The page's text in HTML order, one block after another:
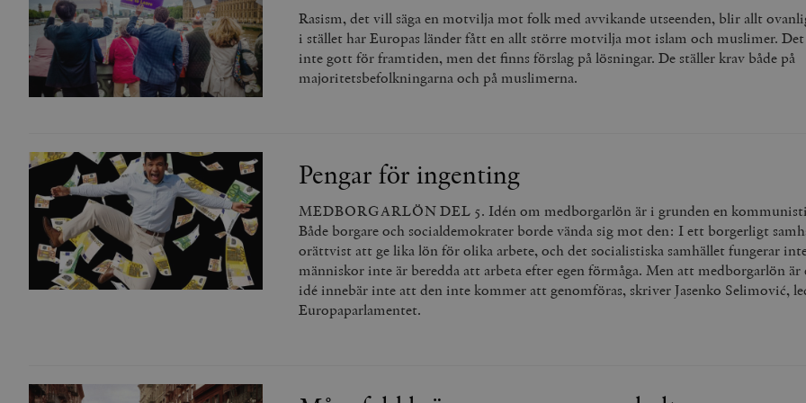
Rasism, det vill säga en motvilja mot folk med avvikande utseenden, blir allt
i stället har Europas länder fått en allt större motvilja mot islam och muslimer.
inte gott för framtiden, men det finns förslag på lösningar. De ställer krav både på
majoritetsbefolkningarna och på muslimerna.
Pengar för ingenting
MEDBORGARLÖN DEL 5. Idén om medborgarlön är i grunden en
Både borgare och socialdemokrater borde vända sig mot den: I ett borgerligt
orättvist att ge lika lön för olika arbete, och det socialistiska samhället fungerar
människor inte är beredda att arbeta efter egen förmåga. Men att medborgarlön är
idé innebär inte att den inte kommer att genomföras, skriver Jasenko Selimović,
Europaparlamentet.
_gid
Google LLC
.timbro.se
1 dag
Denna cookie ställs in av Google Analytics. Den
unikt värde för varje besökt sida och används för
sidvisningar.
_gat_UA-19195086-1 .timbro.se
54
sekunder
Detta är en mönstertyps-cookie som har ställts in
_hjSessionUser_675006 .timbro.se
_hjIncludedInSessionSample_675006 .timbro.se
minuter
.timbro.se
30
minuter
mailchimp_landing_site
timbro.se
28 dagar
__cf_bm
Cloudflare
Inc.
.podbean.com
30
minuter
Denna cookie används för att skilja mellan människor och
för webbplatsen för att göra giltiga rapporter om
Inc.
.vimeo.com
månad